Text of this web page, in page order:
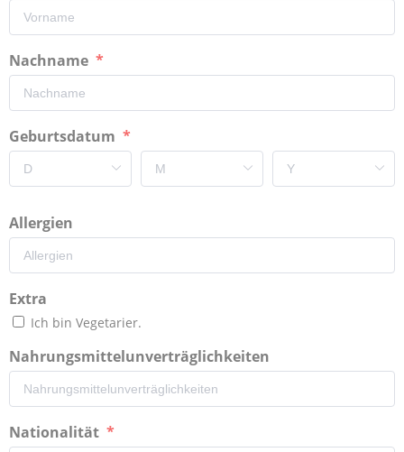
Nachname
Geburtsdatum
Allergien
Extra
Ich bin Vegetarier.
Nahrungsmittelunverträglichkeiten
Nationalität